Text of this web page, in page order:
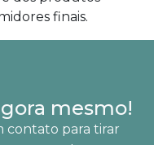
finais.
mesmo!
contato para tirar